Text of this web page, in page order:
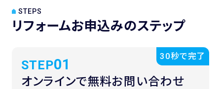
STEPS
リフォームお申込みのステップ
30秒で完了
STEP01
オンラインで無料お問い合わせ